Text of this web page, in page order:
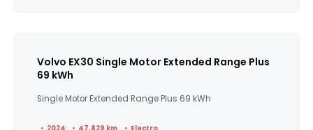
Volvo EX30 Single Motor Extended Range Plus
69 kWh
Single Motor Extended Range Plus 69 kWh